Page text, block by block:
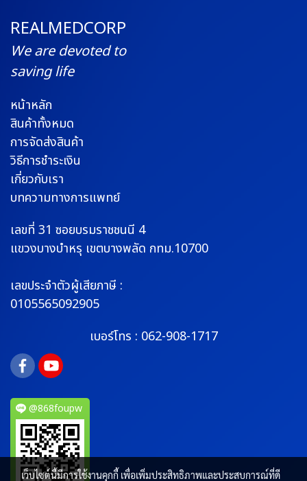
REALMEDCORP
We are devoted to
saving life
หน้าหลัก
สินค้าทั้งหมด
การจัดส่งสินค้า
วิธีการชำระเงิน
เกี่ยวกับเรา
บทความทางการแพทย์
เลขที่ 31 ซอยบรมราชชนนี 4
แขวงบางบำหรุ เขตบางพลัด กทม.10700
เลขประจำตัวผู้เสียภาษี :
0105565092905
เบอร์โทร : 062-908-1717
@868foupw
เว็บไซต์นี้มีการใช้งานคุกกี้ เพื่อเพิ่มประสิทธิภาพและประสบการณ์ที่ดี